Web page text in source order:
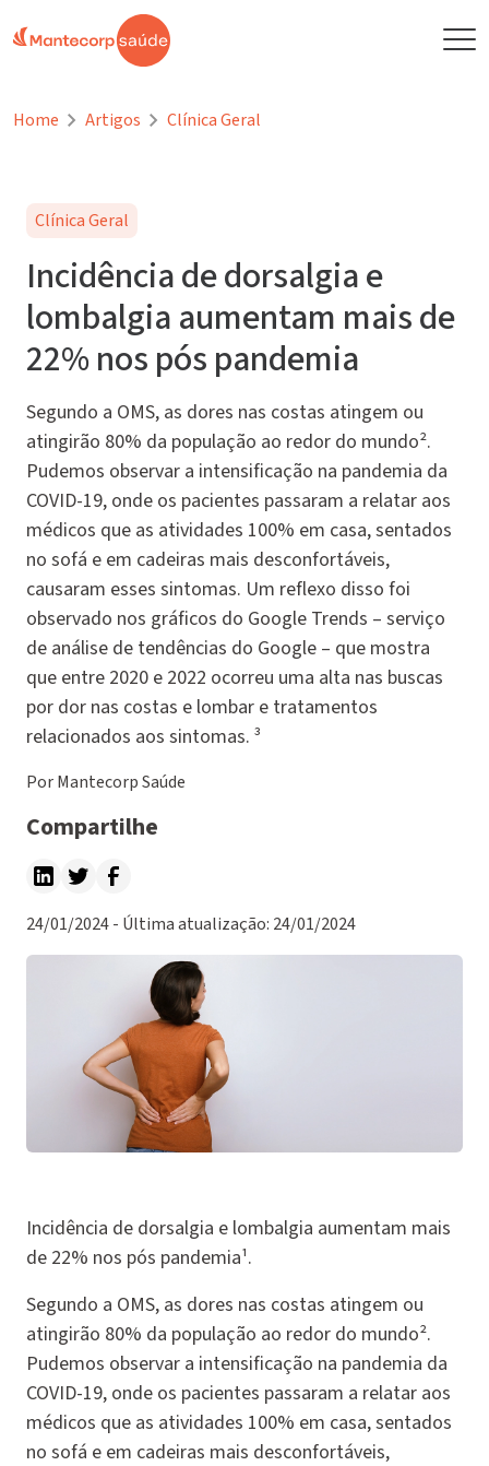
Home Artigos Clínica Geral
Clínica Geral
Incidência de dorsalgia e
lombalgia aumentam mais de
22% nos pós pandemia
Segundo a OMS, as dores nas costas atingem ou
atingirão 80% da população ao redor do mundo².
Pudemos observar a intensificação na pandemia da
COVID-19, onde os pacientes passaram a relatar aos
médicos que as atividades 100% em casa, sentados
no sofá e em cadeiras mais desconfortáveis,
causaram esses sintomas. Um reflexo disso foi
observado nos gráficos do Google Trends – serviço
de análise de tendências do Google – que mostra
que entre 2020 e 2022 ocorreu uma alta nas buscas
por dor nas costas e lombar e tratamentos
relacionados aos sintomas. ³
Por Mantecorp Saúde
Compartilhe
24/01/2024 - Última atualização: 24/01/2024
Incidência de dorsalgia e lombalgia aumentam mais
de 22% nos pós pandemia¹.
Segundo a OMS, as dores nas costas atingem ou
atingirão 80% da população ao redor do mundo².
Pudemos observar a intensificação na pandemia da
COVID-19, onde os pacientes passaram a relatar aos
médicos que as atividades 100% em casa, sentados
no sofá e em cadeiras mais desconfortáveis,